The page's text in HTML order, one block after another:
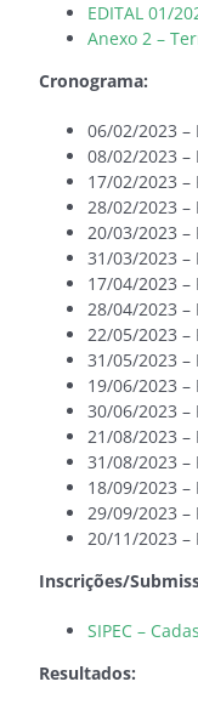
EDITAL 01/
Anexo 2 –
Cronograma:
06/02/2023
08/02/2023
17/02/2023
28/02/2023
20/03/2023
31/03/2023
17/04/2023
28/04/2023
22/05/2023
31/05/2023
19/06/2023
30/06/2023
21/08/2023
31/08/2023
18/09/2023
29/09/2023
20/11/2023
Inscrições/
SIPEC –
Resultados: